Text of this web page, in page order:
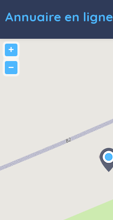
Annuaire en ligne
+
−